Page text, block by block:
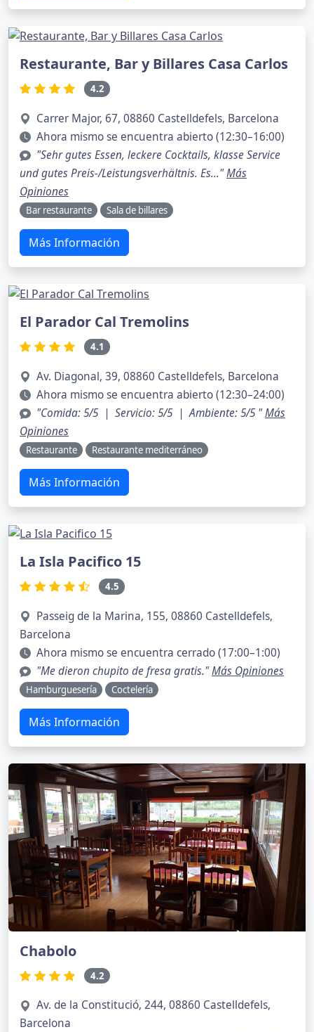
Restaurante, Bar y Billares Casa Carlos
4.2
Carrer Major, 67, 08860 Castelldefels, Barcelona
Ahora mismo se encuentra abierto (12:30–16:00)
"Sehr gutes Essen, leckere Cocktails, klasse Service
und gutes Preis-/Leistungsverhältnis. Es..."Más
Opiniones
Bar restaurante Sala de billares
Más Información
El Parador Cal Tremolins
4.1
Av. Diagonal, 39, 08860 Castelldefels, Barcelona
Ahora mismo se encuentra abierto (12:30–24:00)
"Comida: 5/5 | Servicio: 5/5 | Ambiente: 5/5 "Más
Opiniones
Restaurante Restaurante mediterráneo
Más Información
La Isla Pacifico 15
4.5
Passeig de la Marina, 155, 08860 Castelldefels,
Barcelona
Ahora mismo se encuentra cerrado (17:00–1:00)
"Me dieron chupito de fresa gratis."Más Opiniones
Hamburguesería Coctelería
Más Información
Chabolo
4.2
Av. de la Constitució, 244, 08860 Castelldefels,
Barcelona